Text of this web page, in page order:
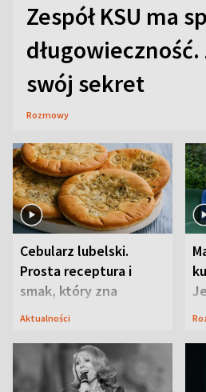
Zespół KSU ma
swój sekret
Rozmowy
Cebularz lubelski.
Prosta receptura i
smak, który zna
Lubelszczyzna
Aktualności